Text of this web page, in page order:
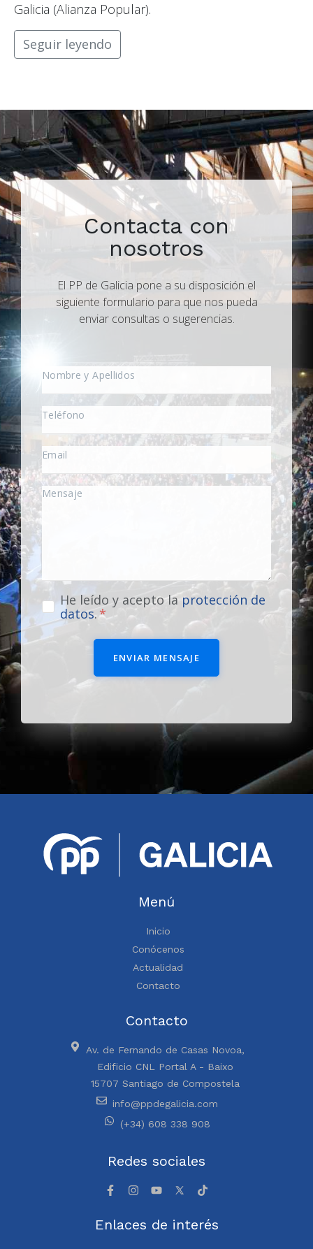
Galicia (Alianza Popular).
Seguir leyendo
Contacta con
nosotros
El PP de Galicia pone a su disposición el
siguiente formulario para que nos pueda
enviar consultas o sugerencias.
He leído y acepto laprotección de
datos.
ENVIAR MENSAJE
Menú
Inicio
Conócenos
Actualidad
Contacto
Contacto
Av. de Fernando de Casas Novoa,
Edificio CNL Portal A - Baixo
15707 Santiago de Compostela
info@ppdegalicia.com
(+34) 608 338 908
Redes sociales
Enlaces de interés